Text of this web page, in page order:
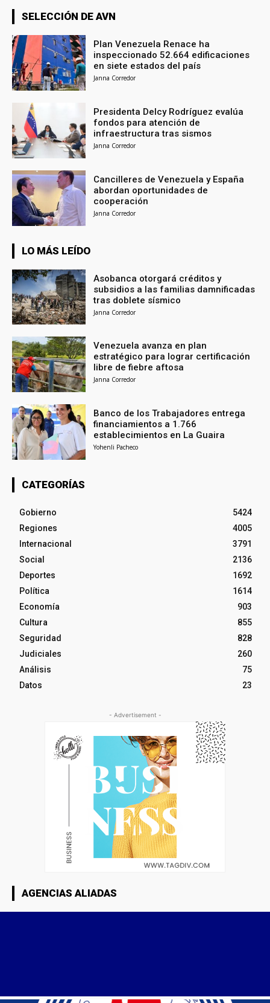
SELECCIÓN DE AVN
Plan Venezuela Renace ha
inspeccionado 52.664 edificaciones
en siete estados del país
Janna Corredor
Presidenta Delcy Rodríguez evalúa
fondos para atención de
infraestructura tras sismos
Janna Corredor
Cancilleres de Venezuela y España
abordan oportunidades de
cooperación
Janna Corredor
LO MÁS LEÍDO
Asobanca otorgará créditos y
subsidios a las familias damnificadas
tras doblete sísmico
Janna Corredor
Venezuela avanza en plan
estratégico para lograr certificación
libre de fiebre aftosa
Janna Corredor
Banco de los Trabajadores entrega
financiamientos a 1.766
establecimientos en La Guaira
Yohenli Pacheco
CATEGORÍAS
Gobierno
5424
Regiones
4005
Internacional
3791
Social
2136
Deportes
1692
Política
1614
Economía
903
Cultura
855
Seguridad
828
Judiciales
260
Análisis
75
Datos
23
- Advertisement -
AGENCIAS ALIADAS